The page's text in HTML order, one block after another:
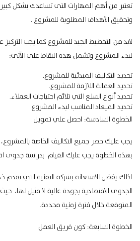
تعتبر من أهم المهارات التى تساعدك بشكل
وتحقيق الأهداف المطلوبة للمشروع .
لابد من التخطيط الجيد للمشروع كما يجب التركيز
لبدء المشروع وتشمل هذه النقاط على الآتي:
تحديد التكاليف المبدئية للمشروع.
تحديد العمالة اللازمة للمشروع.
تحديد أنواع السلع التي تلائم احتياجات العملاء.
تحديد الميعاد المناسب لبدء المشروع
الخطوة السادسة: احصل علي تمويل
يجب عليك حصر جميع التكاليف الخاصة
بهذه الخطوة يجب عليك القيام بدراسة جدوى
لذلك يفضل الاستعانة بشركة التقنية التي تقدم
الجدوى الاقتصادية بجودة عالية لا مثيل لها،
المتوقعة خلال فترة زمنية محددة.
الخطوة السابعة: كون فريق العمل